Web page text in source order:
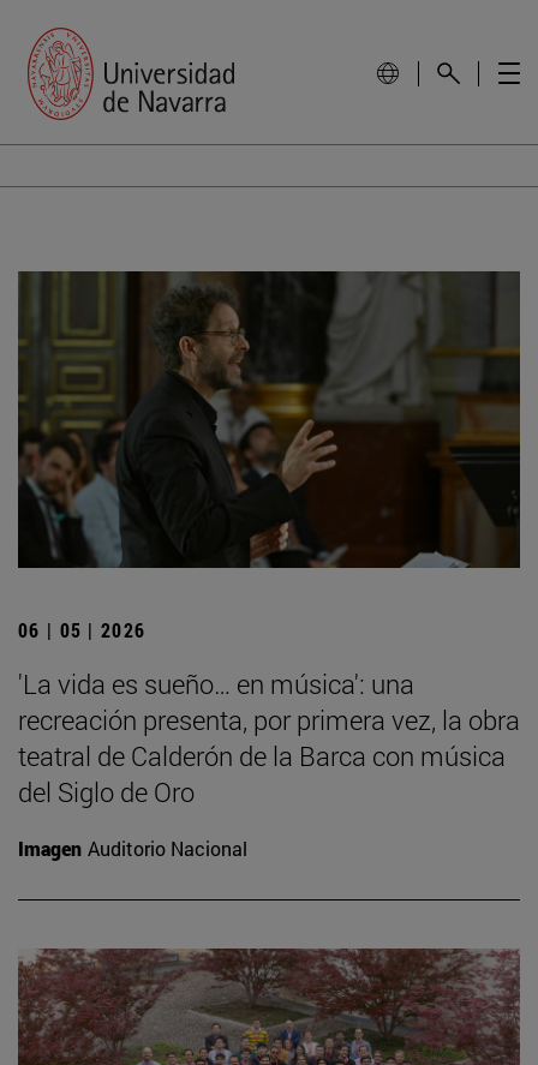
06 | 05 | 2026
'La vida es sueño… en música': una
recreación presenta, por primera vez, la obra
teatral de Calderón de la Barca con música
del Siglo de Oro
Imagen Auditorio Nacional